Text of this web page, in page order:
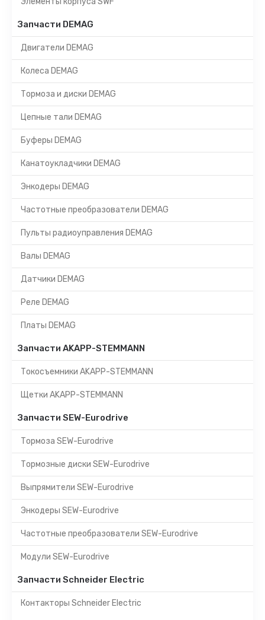
Запчасти DEMAG
Двигатели DEMAG
Колеса DEMAG
Тормоза и диски DEMAG
Цепные тали DEMAG
Буферы DEMAG
Канатоукладчики DEMAG
Энкодеры DEMAG
Частотные преобразователи DEMAG
Пульты радиоуправления DEMAG
Валы DEMAG
Датчики DEMAG
Реле DEMAG
Платы DEMAG
Запчасти AKAPP-STEMMANN
Токосъемники AKAPP-STEMMANN
Щетки AKAPP-STEMMANN
Запчасти SEW-Eurodrive
Тормоза SEW-Eurodrive
Тормозные диски SEW-Eurodrive
Выпрямители SEW-Eurodrive
Энкодеры SEW-Eurodrive
Частотные преобразователи SEW-Eurodrive
Модули SEW-Eurodrive
Запчасти Schneider Electric
Контакторы Schneider Electric